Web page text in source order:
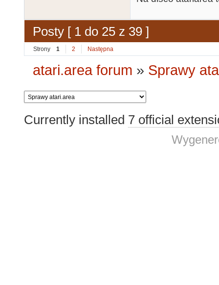
Posty [ 1 do 25 z 39 ]
Strony 1 2 Następna
atari.area forum » Sprawy
Currently installed 7 official